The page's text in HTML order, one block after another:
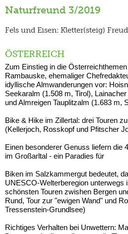
Naturfreund 3/2019
Fels und Eisen: Kletter(steig)
ÖSTERREICH
Zum Einstieg in die
Rambauske, ehemaliger
idyllische Almwanderungen vor:
Seekaralm (1.508 m, Tirol),
und Almreigen Tauplitzalm (1.683 m,
Bike & Hike im Zillertal: drei Touren
(Kellerjoch, Rosskopf und Pfitscher
Einen besonderer Genuss liefern die
im Großarltal - ein Paradies für
Biken im Salzkammergut bedeutet,
UNESCO-Welterberegion unterwegs
schönsten Touren zwishen Bergen
Rund, Tour zur "ewigen Wand" und
Tressenstein-Grundlsee)
Richtiges Verhalten bei Unwettern: